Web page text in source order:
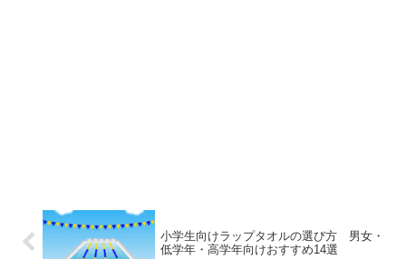
小学生向けラップタオルの選び方 男女・
低学年・高学年向けおすすめ14選